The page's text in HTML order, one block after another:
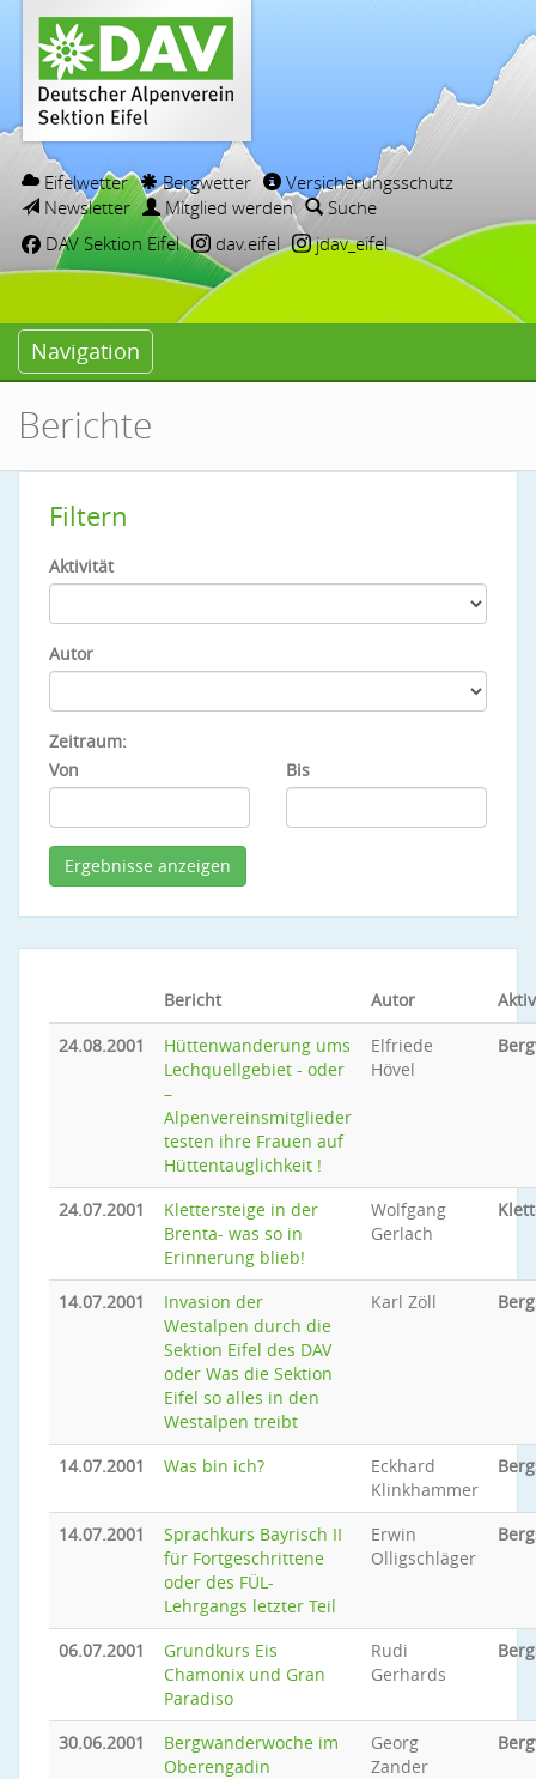
Eifelwetter Bergwetter
Versicherungsschutz
Newsletter
Mitglied werden
Suche
DAV Sektion Eifel
dav.eifel jdav_eifel
Navigation
Berichte
Filtern
Aktivität
Autor
Zeitraum:
Von
Bis
Bericht Autor
24.08.2001
Hüttenwanderung ums
Lechquellgebiet - oder
–
Alpenvereinsmitglieder
testen ihre Frauen auf
Hüttentauglichkeit !
Elfriede
Hövel
24.07.2001
Klettersteige in der
Brenta- was so in
Erinnerung blieb!
Wolfgang
Gerlach
14.07.2001
Invasion der
Westalpen durch die
Sektion Eifel des DAV
oder Was die Sektion
Eifel so alles in den
Westalpen treibt
Karl Zöll
14.07.2001 Was bin ich?
Eckhard
Klinkhammer
14.07.2001
Sprachkurs Bayrisch II
für Fortgeschrittene
oder des FÜL-
Lehrgangs letzter Teil
Erwin
Olligschläger
06.07.2001
Grundkurs Eis
Chamonix und Gran
Paradiso
Rudi
Gerhards
30.06.2001
Bergwanderwoche im
Oberengadin
Georg
Zander